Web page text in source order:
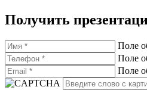
Получить
Поле
Поле
Поле